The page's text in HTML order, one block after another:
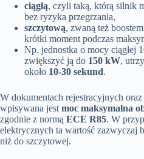
ciągłą, czyli taką, którą silnik
bez ryzyka przegrzania,
szczytową, zwaną też
krótki moment podczas
Np. jednostka o mocy ciągłej
zwiększyć ją do 150 kW,
około 10-30 sekund.
W dokumentach rejestracyjnych
wpisywana jest moc maksymalna
zgodnie z normą ECE R85. W
elektrycznych ta wartość zazwyczaj
niż do szczytowej.